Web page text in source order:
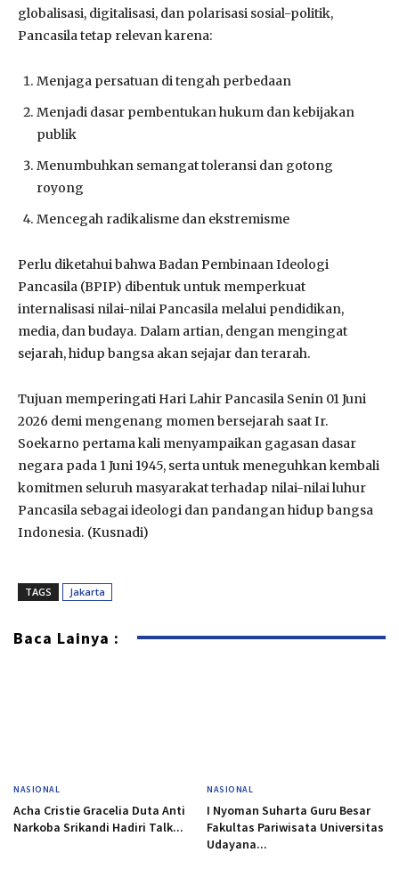
globalisasi, digitalisasi, dan polarisasi sosial-politik,
Pancasila tetap relevan karena:
Menjaga persatuan di tengah perbedaan
Menjadi dasar pembentukan hukum dan kebijakan
publik
Menumbuhkan semangat toleransi dan gotong
royong
Mencegah radikalisme dan ekstremisme
Perlu diketahui bahwa Badan Pembinaan Ideologi
Pancasila (BPIP) dibentuk untuk memperkuat
internalisasi nilai-nilai Pancasila melalui pendidikan,
media, dan budaya. Dalam artian, dengan mengingat
sejarah, hidup bangsa akan sejajar dan terarah.
Tujuan memperingati Hari Lahir Pancasila Senin 01 Juni
2026 demi mengenang momen bersejarah saat Ir.
Soekarno pertama kali menyampaikan gagasan dasar
negara pada 1 Juni 1945, serta untuk meneguhkan kembali
komitmen seluruh masyarakat terhadap nilai-nilai luhur
Pancasila sebagai ideologi dan pandangan hidup bangsa
Indonesia. (Kusnadi)
TAGS Jakarta
Baca Lainya :
NASIONAL
Acha Cristie Gracelia Duta Anti
Narkoba Srikandi Hadiri Talk...
NASIONAL
I Nyoman Suharta Guru Besar
Fakultas Pariwisata Universitas
Udayana...